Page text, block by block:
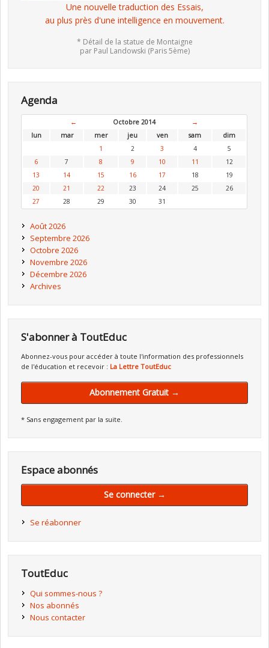
Une nouvelle traduction des Essais,
au plus près d'une intelligence en mouvement.
* Détail de la statue de Montaigne
par Paul Landowski (Paris 5ème)
Agenda
← Octobre 2014
→
lun
mar mer jeu ven sam
dim
1
2 3 4
5
6
7 8 9 10 11
12
13
14 15 16 17 18
19
20
21 22 23 24 25
26
27
28 29 30 31
Août 2026
Septembre 2026
Octobre 2026
Novembre 2026
Décembre 2026
Archives
S'abonner à ToutEduc
Abonnez-vous pour accéder à toute l'information des professionnels
de l'éducation et recevoir : La Lettre ToutEduc
Abonnement Gratuit →
* Sans engagement par la suite.
Espace abonnés
Se connecter →
Se réabonner
ToutEduc
Qui sommes-nous ?
Nos abonnés
Nous contacter